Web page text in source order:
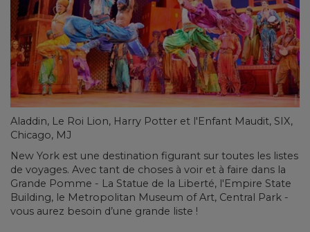
Aladdin, Le Roi Lion, Harry Potter et l'Enfant Maudit, SIX,
Chicago, MJ
New York est une destination figurant sur toutes les listes
de voyages. Avec tant de choses à voir et à faire dans la
Grande Pomme - La Statue de la Liberté, l'Empire State
Building, le Metropolitan Museum of Art, Central Park -
vous aurez besoin d’une grande liste !